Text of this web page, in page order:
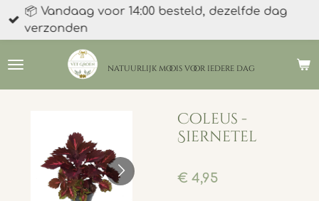
Ga
direct
de
natuurlijk moois voor iedere dag
📦 Vandaag voor 14:00 besteld, dezelfde dag
verzonden
Coleus -
Siernetel
€ 4,95